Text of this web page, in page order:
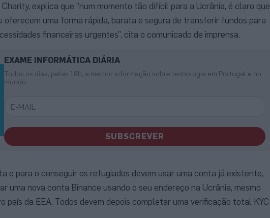
explica que “num momento tão difícil para a Ucrânia, é claro que
oferecem uma forma rápida, barata e segura de transferir fundos para
financeiras urgentes”, cita o comunicado de imprensa.
EXAME INFORMÁTICA DIÁRIA
Todos os dias, pelas 18h, a melhor informação sobre tecnologia em Portugal e no
mundo
SUBSCREVER
e para o conseguir os refugiados devem usar uma conta já existente,
uma nova conta Binance usando o seu endereço na Ucrânia, mesmo
da EEA. Todos devem depois completar uma verificação total KYC